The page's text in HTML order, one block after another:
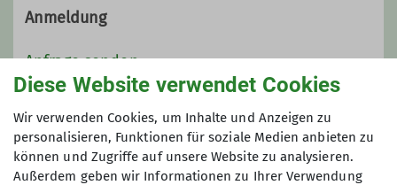
Kontakt aufnehmen
Vereinschronik Organisator
Anmeldung
Anfrage senden
Maximale Teilnehmeranzahl
10
Diese Website verwendet Cookies
Wir verwenden Cookies, um Inhalte und Anzeigen zu
personalisieren, Funktionen für soziale Medien anbieten zu
können und Zugriffe auf unsere Website zu analysieren.
Außerdem geben wir Informationen zu Ihrer Verwendung